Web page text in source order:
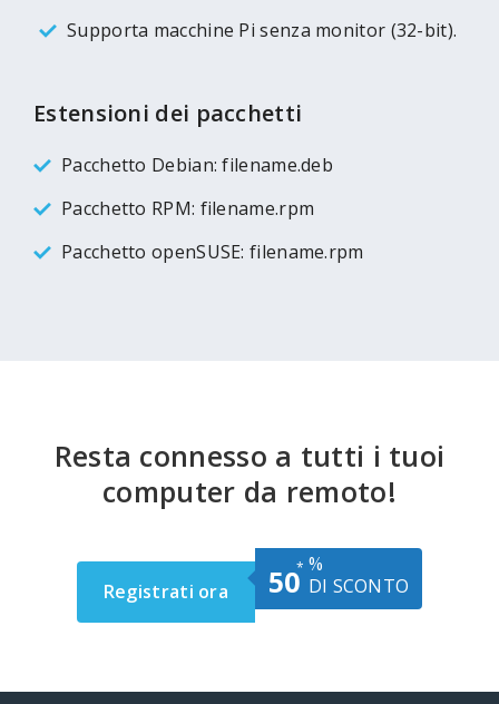
Supporta macchine Pi senza monitor (32-bit).
Estensioni dei pacchetti
Pacchetto Debian: filename.deb
Pacchetto RPM: filename.rpm
Pacchetto openSUSE: filename.rpm
Resta connesso a tutti i tuoi
computer da remoto!
Registrati ora 50* %
DI SCONTO